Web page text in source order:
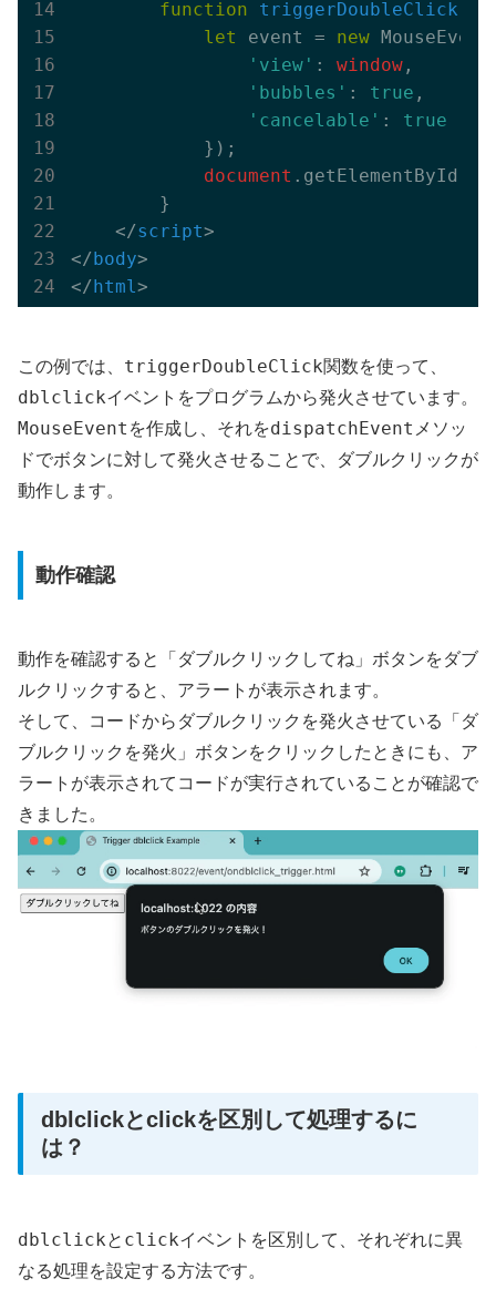
function triggerDoubleClick
let
event = new
'view' : window ,
'bubbles' : true ,
'cancelable' : true
            });
document .getElementById(
        }
</script>
</body>
</html >
この例では、 triggerDoubleClick関数を使って、
dblclickイベントをプログラムから発火させています。
MouseEvent を作成し、それをdispatchEvent メソッ
ドでボタンに対して発火させることで、ダブルクリックが
動作します。
動作確認
動作を確認すると「ダブルクリックしてね」ボタンをダブ
ルクリックすると、アラートが表示されます。
そして、コードからダブルクリックを発火させている「ダ
ブルクリックを発火」ボタンをクリックしたときにも、ア
ラートが表示されてコードが実行されていることが確認で
きました。
dblclickとclickを区別して処理するに
は？
dblclickと clickイベントを区別して、それぞれに異
なる処理を設定する方法です。